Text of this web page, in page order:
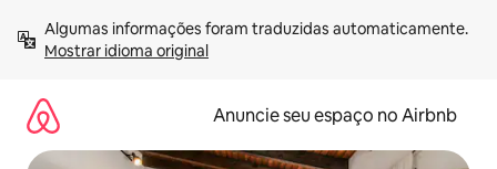
para
Mostrar idioma original
Anuncie seu espaço no Airbnb